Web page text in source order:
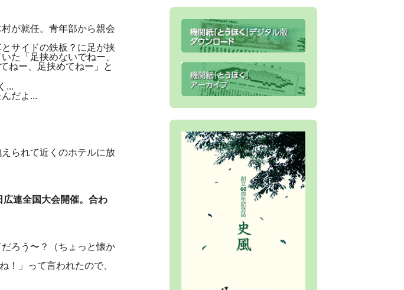
が就任。青年部から親会
サイドの鉄板？に足が挟
た「足挟めないでねー、
ねー、足挟めてねー」と
...
だよ...
られて近くのホテルに放
連全国大会開催。合わ
ろう〜？（ちょっと懐か
！」って言われたので、